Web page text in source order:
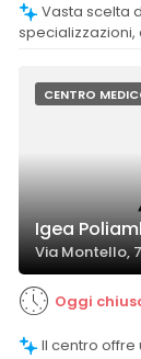
Vasta scelta di servizi e
CENTRO
Igea
Via Montello,
Oggi
Il centro offre una vasta gamma di